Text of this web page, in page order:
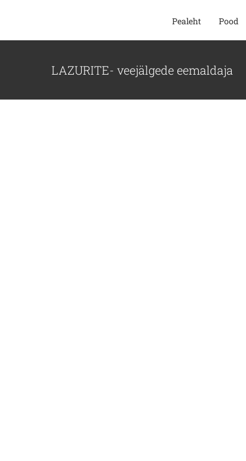
Pealeht Pood
LAZURITE- veejälgede eemaldaja